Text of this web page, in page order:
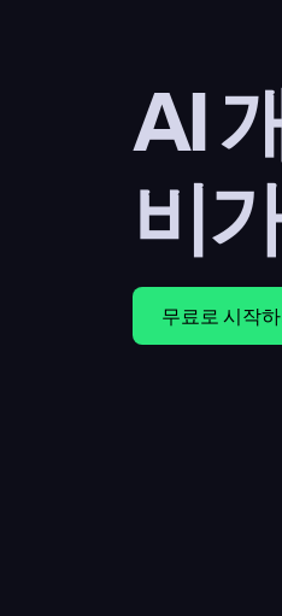
AI
비
무료로 시작